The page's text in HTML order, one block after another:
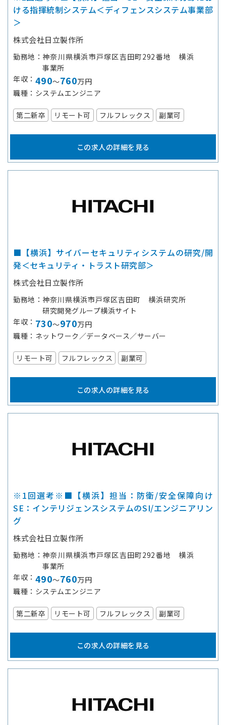
ける指揮統制システム＜ディフェンスシステム事業部
＞
株式会社日立製作所
勤務地
神奈川県横浜市戸塚区吉田町292番地 横浜
事業所
年収
490～760万円
職種
システムエンジニア
第二新卒 リモート可 フルフレックス 副業可
この求人の詳細を見る
■【横浜】サイバーセキュリティシステムの研究/開
発＜セキュリティ・トラスト研究部＞
株式会社日立製作所
勤務地
神奈川県横浜市戸塚区吉田町 横浜研究所
研究開発グループ横浜サイト
年収
730～970万円
職種
ネットワーク／データベース／サーバー
リモート可 フルフレックス 副業可
この求人の詳細を見る
※1回選考※■【横浜】担当：防衛/安全保障向け
SE：インテリジェンスシステムのSI/エンジニアリン
グ
株式会社日立製作所
勤務地
神奈川県横浜市戸塚区吉田町292番地 横浜
事業所
年収
490～760万円
職種
システムエンジニア
第二新卒 リモート可 フルフレックス 副業可
この求人の詳細を見る